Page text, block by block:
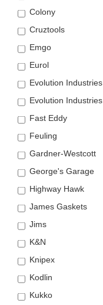
Colony
Cruztools
Emgo
Eurol
Evolution Industries
Evolution Industries
Fast Eddy
Feuling
Gardner-Westcott
George's Garage
Highway Hawk
James Gaskets
Jims
K&N
Knipex
Kodlin
Kukko